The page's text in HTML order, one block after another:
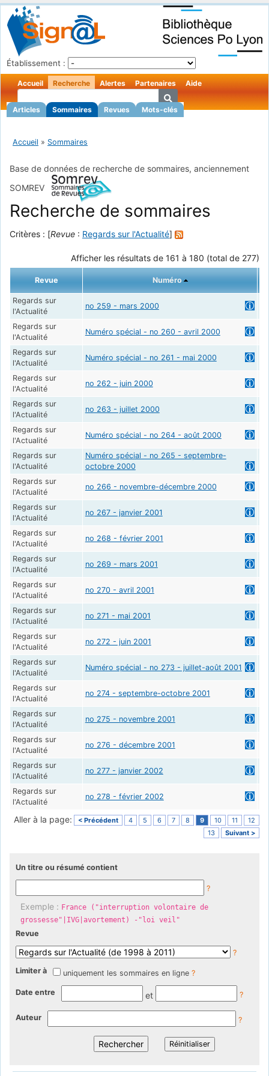
Établissement :
Accueil Recherche
Articles Sommaires Revues Mots-clés
Alertes Partenaires Aide
Accueil » Sommaires
Base de données de recherche de sommaires, anciennement
SOMREV
Recherche de sommaires
Critères : [Revue : Regards sur l'Actualité]
Afficher les résultats de 161 à 180 (total de 277)
Revue Numéro
Regards sur
l'Actualité
no 259 - mars 2000
Regards sur
l'Actualité
Numéro spécial - no 260 - avril 2000
Regards sur
l'Actualité
Numéro spécial - no 261 - mai 2000
Regards sur
l'Actualité
no 262 - juin 2000
Regards sur
l'Actualité
no 263 - juillet 2000
Regards sur
l'Actualité
Numéro spécial - no 264 - août 2000
Regards sur
l'Actualité
Numéro spécial - no 265 - septembre-
octobre 2000
Regards sur
l'Actualité
no 266 - novembre-décembre 2000
Regards sur
l'Actualité
no 267 - janvier 2001
Regards sur
l'Actualité
no 268 - février 2001
Regards sur
l'Actualité
no 269 - mars 2001
Regards sur
l'Actualité
no 270 - avril 2001
Regards sur
l'Actualité
no 271 - mai 2001
Regards sur
l'Actualité
no 272 - juin 2001
Regards sur
l'Actualité
Numéro spécial - no 273 - juillet-août 2001
Regards sur
l'Actualité
no 274 - septembre-octobre 2001
Regards sur
l'Actualité
no 275 - novembre 2001
Regards sur
l'Actualité
no 276 - décembre 2001
Regards sur
l'Actualité
no 277 - janvier 2002
Regards sur
l'Actualité
no 278 - février 2002
Aller à la page: < Précédent 4 5 6 7 8 9 10 11
12
13
Suivant >
Un titre ou résumé contient
?
Exemple : France ("interruption volontaire de
grossesse"|IVG|avortement) -"loi veil"
Revue
?
Limiter à
uniquement les sommaires en ligne ?
Date entre et ?
Auteur ?